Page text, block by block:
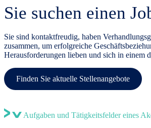
Sie suchen einen
Sie sind kontaktfreudig, haben
zusammen, um erfolgreiche
Herausforderungen lieben und sich in
Finden Sie aktuelle Stellenangebote
Aufgaben und Tätigkeitsfelder eines